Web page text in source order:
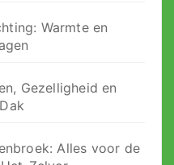
Warmte en
Gezelligheid en
Alles voor de